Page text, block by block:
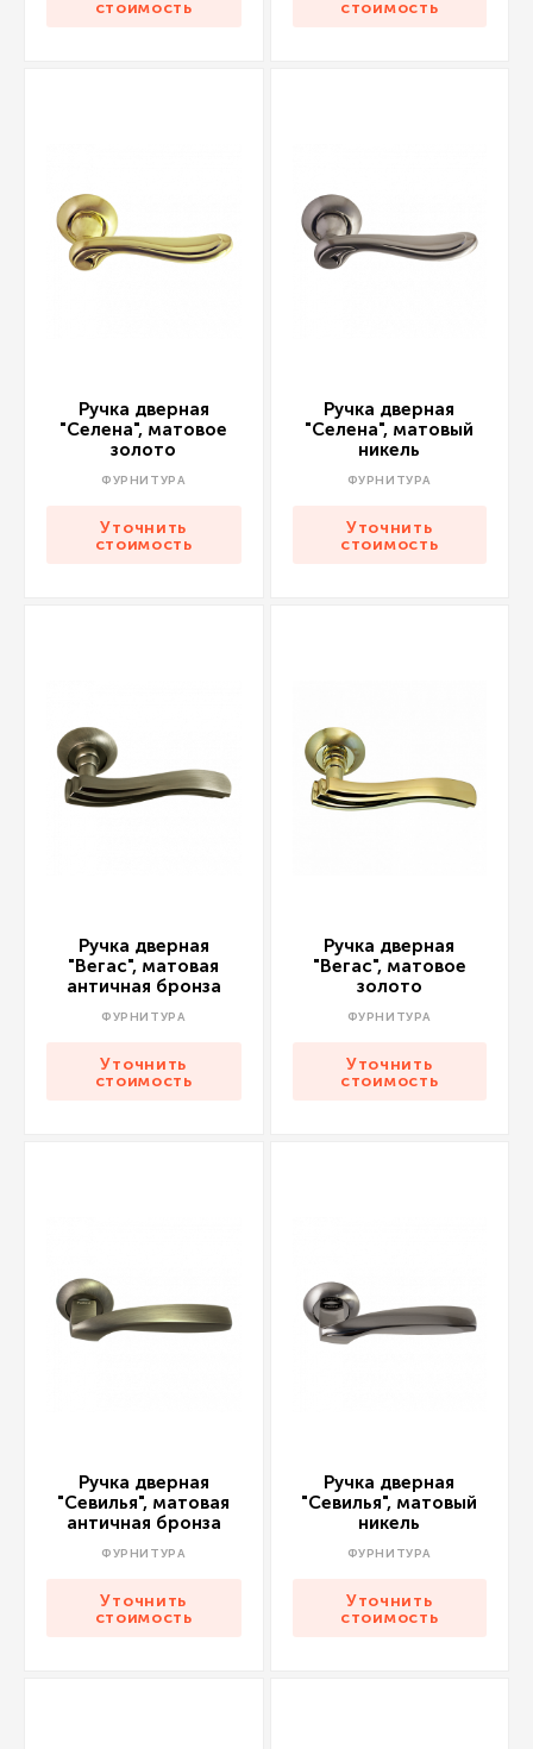
стоимость
стоимость
Ручка дверная
"Селена", матовое
золото
ФУРНИТУРА
Уточнить
стоимость
Ручка дверная
"Селена", матовый
никель
ФУРНИТУРА
Уточнить
стоимость
Ручка дверная
"Вегас", матовая
античная бронза
ФУРНИТУРА
Уточнить
стоимость
Ручка дверная
"Вегас", матовое
золото
ФУРНИТУРА
Уточнить
стоимость
Ручка дверная
"Севилья", матовая
античная бронза
ФУРНИТУРА
Уточнить
стоимость
Ручка дверная
"Севилья", матовый
никель
ФУРНИТУРА
Уточнить
стоимость